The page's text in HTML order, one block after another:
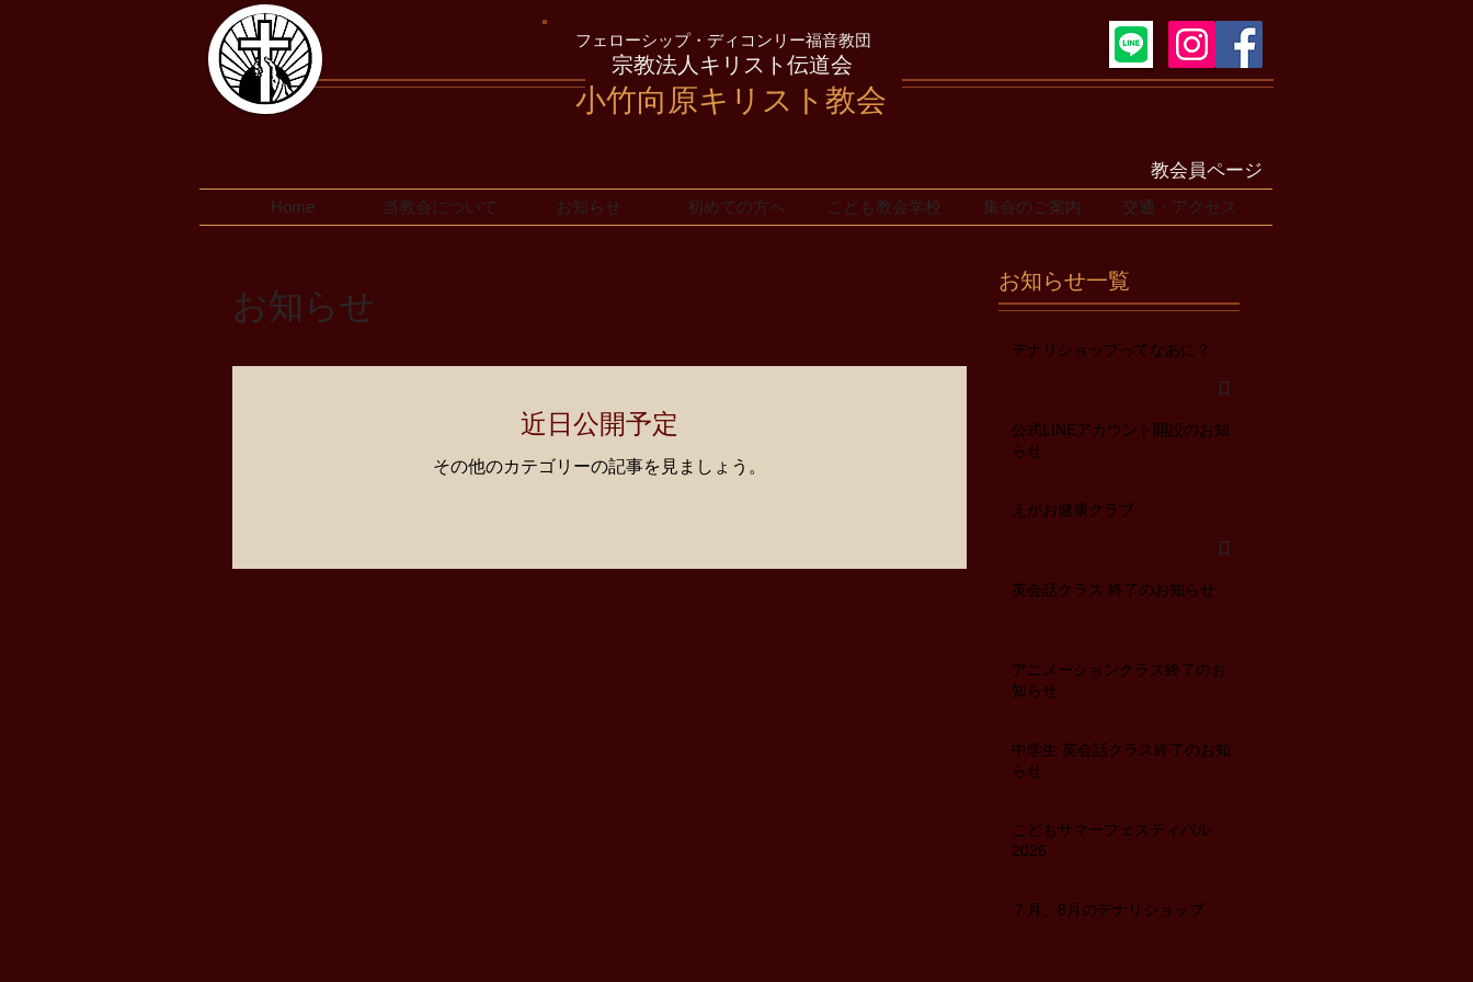
フェローシップ・ディコンリー福音教団
宗教法人キリスト伝道会
小竹向原キリスト教会
教会員ページ
Home 当教会について お知らせ 初めての方へ こども教会学校 集会のご案内 交通・アクセス
お知らせ
近日公開予定
その他のカテゴリーの記事を見ましょう。
お知らせ一覧
デナリショップってなあに？
公式LINEアカウント開設のお知
らせ
えがお健康クラブ
英会話クラス 終了のお知らせ
アニメーションクラス終了のお
知らせ
中学生 英会話クラス終了のお知
らせ
こどもサマーフェスティバル
2026
７月、8月のデナリショップ